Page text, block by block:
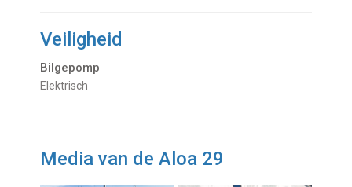
Veiligheid
Bilgepomp
Elektrisch
Media van de Aloa 29